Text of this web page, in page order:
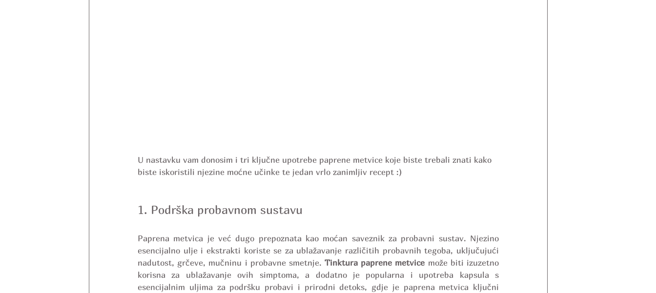
U nastavku vam donosim i tri ključne upotrebe paprene metvice koje biste trebali znati kako
biste iskoristili njezine moćne učinke te jedan vrlo zanimljiv recept :)
1. Podrška probavnom sustavu
Paprena metvica je već dugo prepoznata kao moćan saveznik za probavni sustav. Njezino
esencijalno ulje i ekstrakti koriste se za ublažavanje različitih probavnih tegoba, uključujući
nadutost, grčeve, mučninu i probavne smetnje. Tinktura paprene metvice može biti izuzetno
korisna za ublažavanje ovih simptoma, a dodatno je popularna i upotreba kapsula s
esencijalnim uljima za podršku probavi i prirodni detoks, gdje je paprena metvica ključni